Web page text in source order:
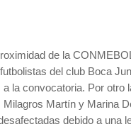
de la
del club Boca
a la convocatoria. Por otro
Milagros Martín y Marina
debido a una